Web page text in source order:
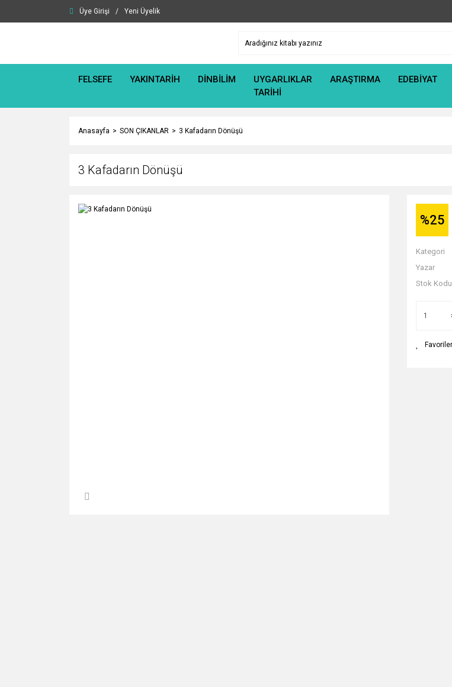
Üye Girişi / Yeni Üyelik
FELSEFE YAKINTARİH DİNBİLİM
UYGARLIKLAR
TARİHİ
ARAŞTIRMA EDEBİYAT
Anasayfa SON ÇIKANLAR 3 Kafadarın Dönüşü
3 Kafadarın Dönüşü
%25
Kategori
Yazar
Stok Kodu